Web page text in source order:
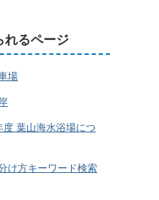
れるページ
場
度 葉山海水浴場につ
け方キーワード検索